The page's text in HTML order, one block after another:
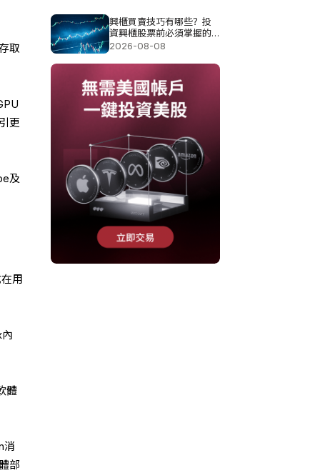
取
更
及
用
體
消
部
興櫃買賣技巧有哪些？投
資興櫃股票前必須掌握的
五個重點
2026-08-08